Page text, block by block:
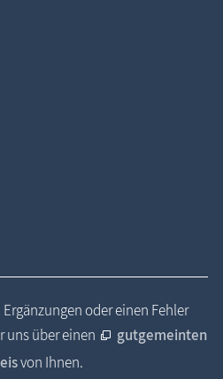
oder einen Fehler
uns über einen
gutgemeinten
von Ihnen.